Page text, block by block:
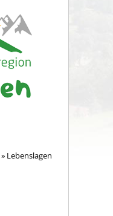
» Lebenslagen